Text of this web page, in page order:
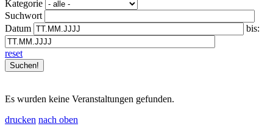
Kategorie
Suchwort
Datum
bis:
reset
Es wurden keine Veranstaltungen gefunden.
drucken nach oben